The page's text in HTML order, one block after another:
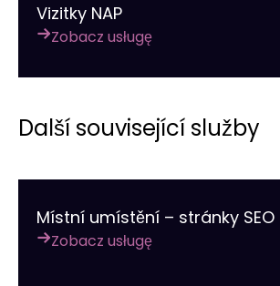
Vizitky NAP
Zobacz usługę
Další související služby
Místní umístění – stránky SEO
Zobacz usługę